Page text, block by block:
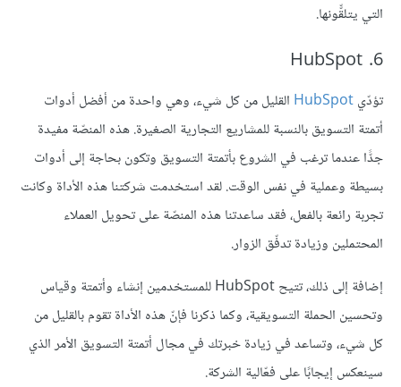
التي يتلقّّونها.
6. HubSpot
تؤدّيHubSpot القليل من كل شيء، وهي واحدة من أفضل أدوات
أتمتة التسويق بالنسبة للمشاريع التجارية الصغيرة. هذه المنصّة مفيدة
جدًّا عندما ترغب في الشروع بأتمتة التسويق وتكون بحاجة إلى أدوات
بسيطة وعملية في نفس الوقت. لقد استخدمت شركتنا هذه الأداة وكانت
تجربة رائعة بالفعل، فقد ساعدتنا هذه المنصّة على تحويل العملاء
المحتملين وزيادة تدفّق الزوار.
إضافة إلى ذلك، تتيح HubSpot للمستخدمين إنشاء وأتمتة وقياس
وتحسين الحملة التسويقية، وكما ذكرنا فإنّ هذه الأداة تقوم بالقليل من
كل شيء، وتساعد في زيادة خبرتك في مجال أتمتة التسويق الأمر الذي
سينعكس إيجابًا على فعّالية الشركة.